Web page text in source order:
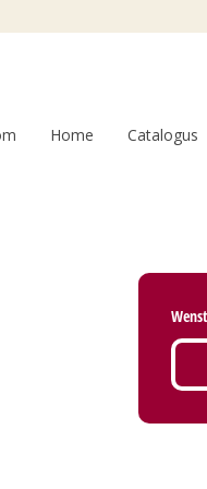
Home Catalogus